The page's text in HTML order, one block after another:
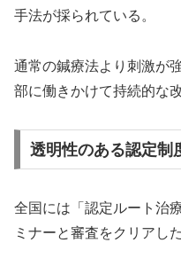
手法が採られている。
通常の鍼療法より刺激が
部に働きかけて持続的な
透明性のある認定制
全国には「認定ルート治
ミナーと審査をクリアし